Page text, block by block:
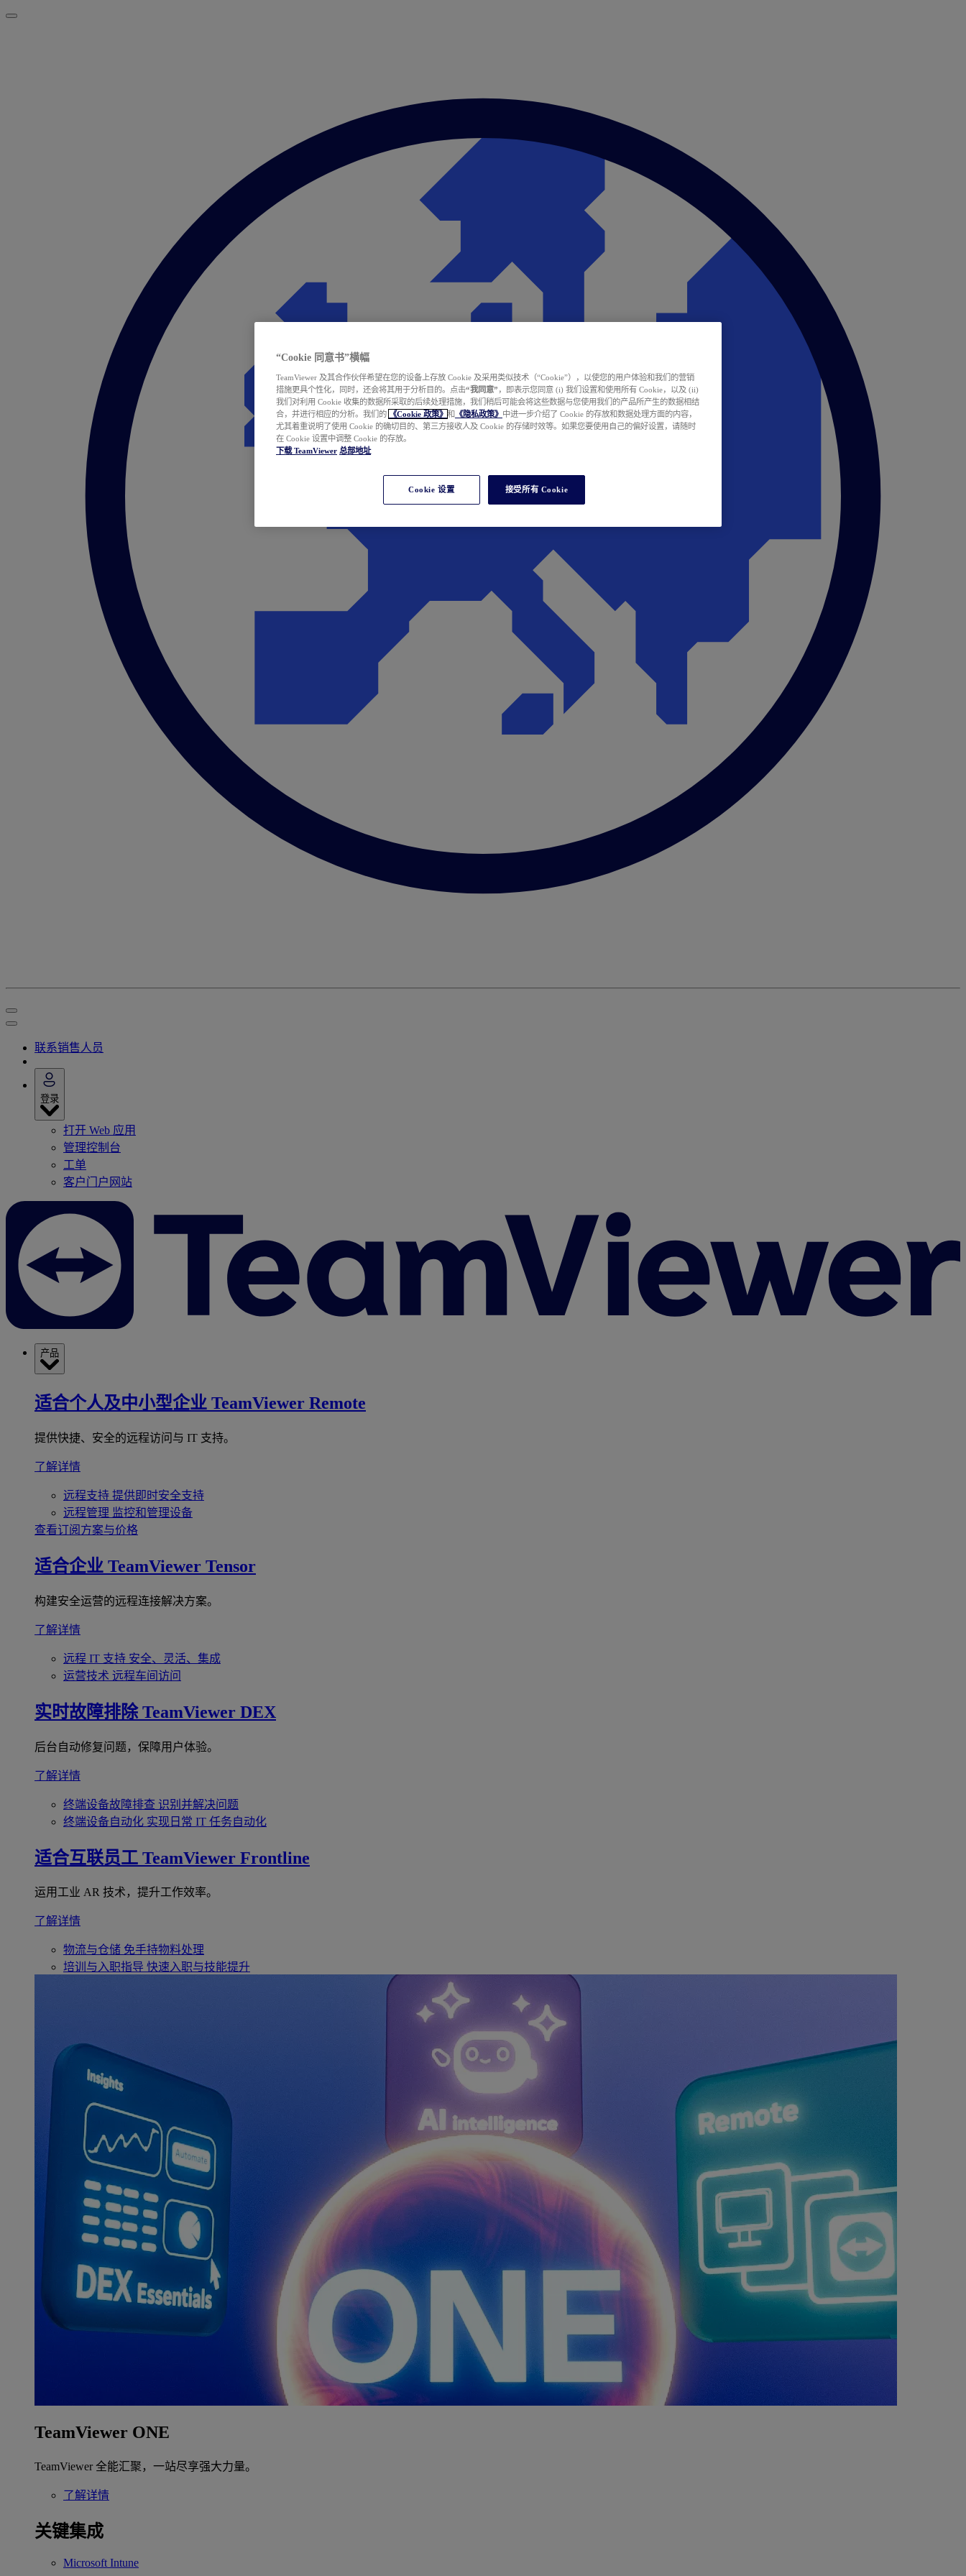
联系销售人员
登录
打开 Web 应用
管理控制台
工单
客户门户网站
产品
适合个人及中小型企业 TeamViewer Remote
提供快捷、安全的远程访问与 IT 支持。
了解详情
远程支持 提供即时安全支持
远程管理 监控和管理设备
查看订阅方案与价格
适合企业 TeamViewer Tensor
构建安全运营的远程连接解决方案。
了解详情
远程 IT 支持 安全、灵活、集成
运营技术 远程车间访问
实时故障排除 TeamViewer DEX
后台自动修复问题，保障用户体验。
了解详情
终端设备故障排查 识别并解决问题
终端设备自动化 实现日常 IT 任务自动化
适合互联员工 TeamViewer Frontline
运用工业 AR 技术，提升工作效率。
了解详情
物流与仓储 免手持物料处理
培训与入职指导 快速入职与技能提升
TeamViewer ONE
TeamViewer 全能汇聚，一站尽享强大力量。
了解详情
关键集成
Microsoft Intune
“Cookie 同意书”横幅
TeamViewer 及其合作伙伴希望在您的设备上存放 Cookie 及采用类似技术（“Cookie”），以使您的用户体验和我们的营销
措施更具个性化，同时，还会将其用于分析目的。点击“我同意” ，即表示您同意 (i) 我们设置和使用所有 Cookie，以及 (ii)
我们对利用 Cookie 收集的数据所采取的后续处理措施，我们稍后可能会将这些数据与您使用我们的产品所产生的数据相结
合，并进行相应的分析。我们的
《Cookie 政策》 和 《隐私政策》 中进一步介绍了 Cookie 的存放和数据处理方面的内容，
尤其着重说明了使用 Cookie 的确切目的、第三方接收人及 Cookie 的存储时效等。如果您要使用自己的偏好设置，请随时
在 Cookie 设置中调整 Cookie 的存放。
下载 TeamViewer 总部地址
Cookie 设置 接受所有 Cookie